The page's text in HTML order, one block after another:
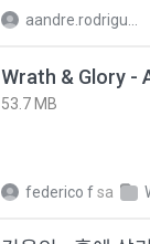
53.7 MB
federico fsa